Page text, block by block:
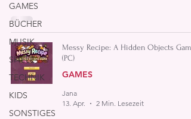
GAMES
BÜCHER
MUSIK
SPIELE
TECHNIK
KIDS
SONSTIGES
Messy Recipe: A Hidden Objects Game
(PC)
GAMES
Jana
13. Apr.
2 Min. Lesezeit